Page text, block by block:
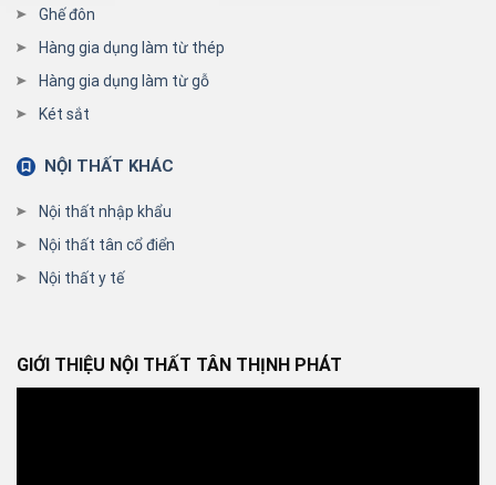
Ghế đôn
Hàng gia dụng làm từ thép
Hàng gia dụng làm từ gỗ
Két sắt
NỘI THẤT KHÁC
Nội thất nhập khẩu
Nội thất tân cổ điển
Nội thất y tế
GIỚI THIỆU NỘI THẤT TÂN THỊNH PHÁT